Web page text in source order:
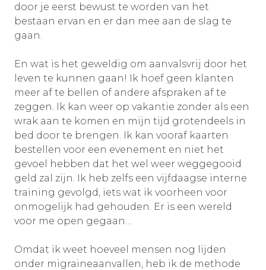
door je eerst bewust te worden van het
bestaan ervan en er dan mee aan de slag te
gaan.
En wat is het geweldig om aanvalsvrij door het
leven te kunnen gaan! Ik hoef geen klanten
meer af te bellen of andere afspraken af te
zeggen. Ik kan weer op vakantie zonder als een
wrak aan te komen en mijn tijd grotendeels in
bed door te brengen. Ik kan vooraf kaarten
bestellen voor een evenement en niet het
gevoel hebben dat het wel weer weggegooid
geld zal zijn. Ik heb zelfs een vijfdaagse interne
training gevolgd, iets wat ik voorheen voor
onmogelijk had gehouden. Er is een wereld
voor me open gegaan…
Omdat ik weet hoeveel mensen nog lijden
onder migraineaanvallen, heb ik de methode